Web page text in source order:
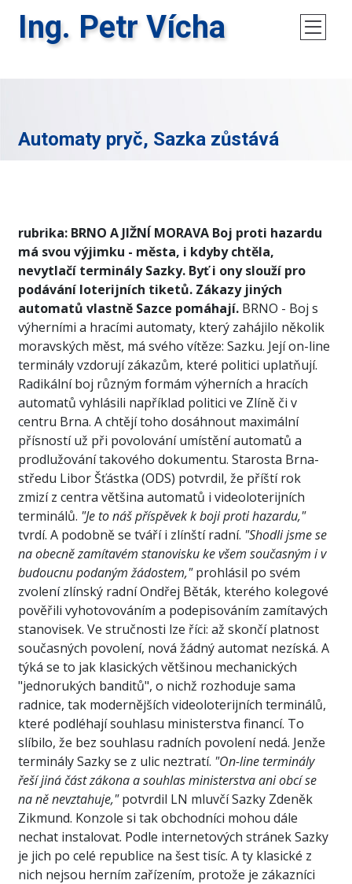
Ing. Petr Vícha
Automaty pryč, Sazka zůstává
rubrika: BRNO A JIŽNÍ MORAVA Boj proti hazardu
má svou výjimku - města, i kdyby chtěla,
nevytlačí terminály Sazky. Byť i ony slouží pro
podávání loterijních tiketů. Zákazy jiných
automatů vlastně Sazce pomáhají. BRNO - Boj s
výherními a hracími automaty, který zahájilo několik
moravských měst, má svého vítěze: Sazku. Její on-line
terminály vzdorují zákazům, které politici uplatňují.
Radikální boj různým formám výherních a hracích
automatů vyhlásili například politici ve Zlíně či v
centru Brna. A chtějí toho dosáhnout maximální
přísností už při povolování umístění automatů a
prodlužování takového dokumentu. Starosta Brna-
středu Libor Šťástka (ODS) potvrdil, že příští rok
zmizí z centra většina automatů i videoloterijních
terminálů. "Je to náš příspěvek k boji proti hazardu,"
tvrdí. A podobně se tváří i zlínští radní. "Shodli jsme se
na obecně zamítavém stanovisku ke všem současným i v
budoucnu podaným žádostem,"prohlásil po svém
zvolení zlínský radní Ondřej Běták, kterého kolegové
pověřili vyhotovováním a podepisováním zamítavých
stanovisek. Ve stručnosti lze říci: až skončí platnost
současných povolení, nová žádný automat nezíská. A
týká se to jak klasických většinou mechanických
"jednorukých banditů", o nichž rozhoduje sama
radnice, tak modernějších videoloterijních terminálů,
které podléhají souhlasu ministerstva financí. To
slíbilo, že bez souhlasu radních povolení nedá. Jenže
terminály Sazky se z ulic neztratí. "On-line terminály
řeší jiná část zákona a souhlas ministerstva ani obcí se
na ně nevztahuje,"potvrdil LN mluvčí Sazky Zdeněk
Zikmund. Konzole si tak obchodníci mohou dále
nechat instalovat. Podle internetových stránek Sazky
je jich po celé republice na šest tisíc. A ty klasické z
nich nejsou herním zařízením, protože je zákazníci